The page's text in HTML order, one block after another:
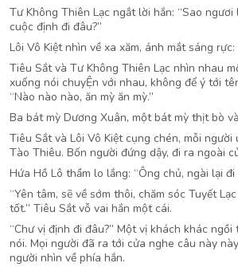
Tư Không Thiên Lạc ngắt lời hắn: “Sao ngươi
cuộc định đi đâu?”
Lôi Vô Kiệt nhìn về xa xăm, ánh mắt sáng rực:
Tiêu Sắt và Tư Không Thiên Lạc nhìn nhau
xuống nói chuyỆn với nhau, không để ý tới
“Nào nào nào, ăn mỳ ăn mỳ.”
Ba bát mỳ Dương Xuân, một bát mỳ thịt bò
Tiêu Sắt và Lôi Vô Kiệt cụng chén, mỗi người
Tào Thiêu. Bốn người đứng dậy, đi ra ngoài
Hứa Hồ Lô thầm lo lắng: “Ông chủ, ngài lại đi
“Yên tâm, sẽ về sớm thôi, chăm sóc Tuyết
tốt.” Tiêu Sắt vỗ vai hắn một cái.
“Chư vị định đi đâu?” Một vị khách khác
nói. Mọi người đã ra tới cửa nghe câu này
người nhìn về phía hắn.